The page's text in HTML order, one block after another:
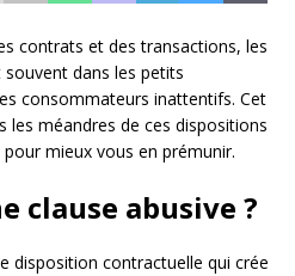
contrats et des transactions, les
dans les petits
consommateurs inattentifs. Cet
les méandres de ces dispositions
mieux vous en prémunir.
clause abusive ?
disposition contractuelle qui crée